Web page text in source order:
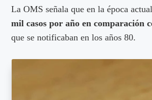
La OMS señala que en la época
mil casos por año en comparación
que se notificaban en los años 80.